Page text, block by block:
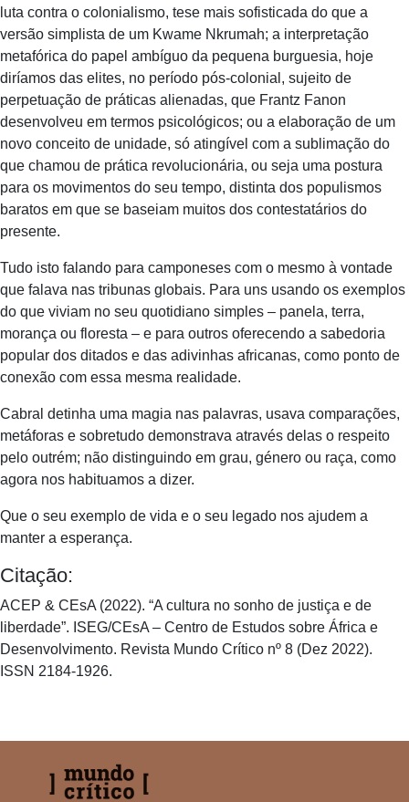
luta contra o colonialismo, tese mais sofisticada do que a
versão simplista de um Kwame Nkrumah; a interpretação
metafórica do papel ambíguo da pequena burguesia, hoje
diríamos das elites, no período pós-colonial, sujeito de
perpetuação de práticas alienadas, que Frantz Fanon
desenvolveu em termos psicológicos; ou a elaboração de um
novo conceito de unidade, só atingível com a sublimação do
que chamou de prática revolucionária, ou seja uma postura
para os movimentos do seu tempo, distinta dos populismos
baratos em que se baseiam muitos dos contestatários do
presente.
Tudo isto falando para camponeses com o mesmo à vontade
que falava nas tribunas globais. Para uns usando os exemplos
do que viviam no seu quotidiano simples – panela, terra,
morança ou floresta – e para outros oferecendo a sabedoria
popular dos ditados e das adivinhas africanas, como ponto de
conexão com essa mesma realidade.
Cabral detinha uma magia nas palavras, usava comparações,
metáforas e sobretudo demonstrava através delas o respeito
pelo outrém; não distinguindo em grau, género ou raça, como
agora nos habituamos a dizer.
Que o seu exemplo de vida e o seu legado nos ajudem a
manter a esperança.
Citação:
ACEP & CEsA (2022). “A cultura no sonho de justiça e de
liberdade”. ISEG/CEsA – Centro de Estudos sobre África e
Desenvolvimento. Revista Mundo Crítico nº 8 (Dez 2022).
ISSN 2184-1926.